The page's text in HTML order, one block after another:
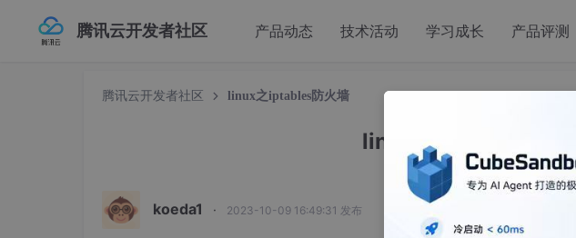
腾讯云开发者社区 产品动态 技术活动 学习成长 产品评测
腾讯云开发者社区 linux之iptables防火墙
linux之iptables防火墙
koeda1 · 2023-10-09 16:49:31 发布